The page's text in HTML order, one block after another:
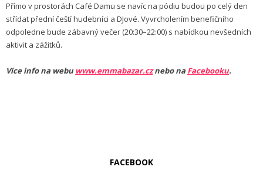
Přímo v prostorách Café Damu se navíc na pódiu budou po celý den
střídat přední čeští hudebníci a DJové. Vyvrcholením benefičního
odpoledne bude zábavný večer (20:30–22:00) s nabídkou nevšedních
aktivit a zážitků.
Více info na webu www.emmabazar.cznebo na Facebooku.
FACEBOOK